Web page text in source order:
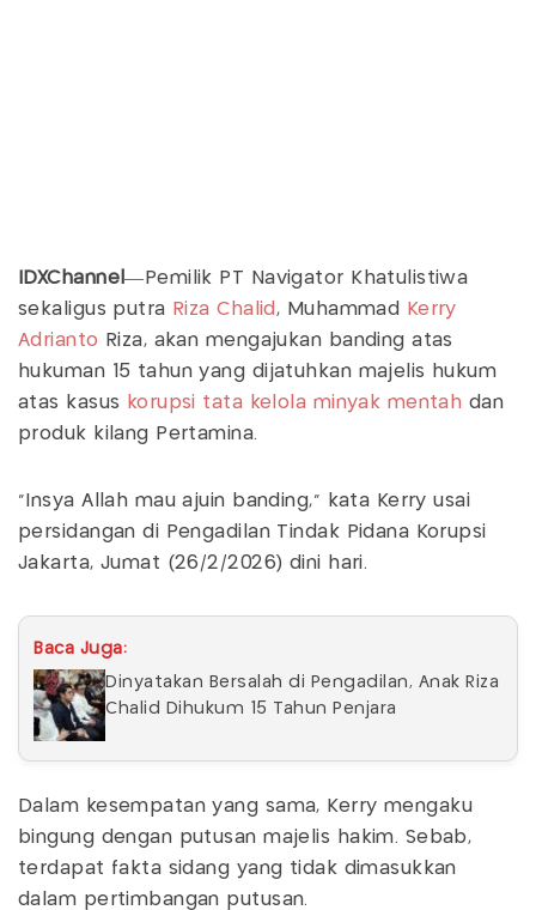
IDXChannel—Pemilik PT Navigator Khatulistiwa
sekaligus putra Riza Chalid , Muhammad
Kerry
Adrianto
Riza, akan mengajukan banding atas
hukuman 15 tahun yang dijatuhkan majelis hukum
atas kasus korupsi tata kelola minyak mentah dan
produk kilang Pertamina.
“Insya Allah mau ajuin banding,” kata Kerry usai
persidangan di Pengadilan Tindak Pidana Korupsi
Jakarta, Jumat (26/2/2026) dini hari.
Baca Juga:
Dinyatakan Bersalah di Pengadilan, Anak Riza
Chalid Dihukum 15 Tahun Penjara
Dalam kesempatan yang sama, Kerry mengaku
bingung dengan putusan majelis hakim. Sebab,
terdapat fakta sidang yang tidak dimasukkan
dalam pertimbangan putusan.